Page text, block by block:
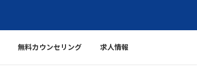
無料カウンセリング 求人情報